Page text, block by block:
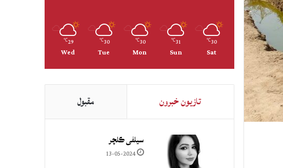
30
℃
Sat
31
℃
Sun
30
℃
Mon
30
℃
Tue
29
℃
Wed
تازيون خبرون مقبول
سيلفي ڪلچر
13-05-2024